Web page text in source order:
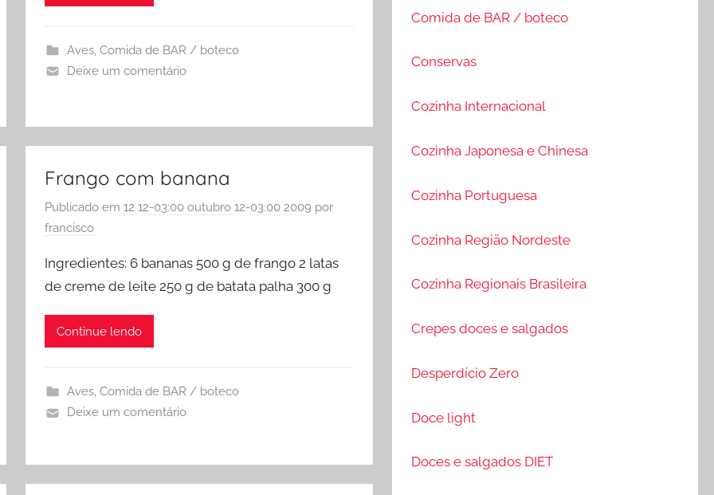
Aves, Comida de BAR / boteco
Deixe um comentário
Frango com banana
Publicado em 12 12-03:00 outubro 12-03:00 2009 por
francisco
Ingredientes: 6 bananas 500 g de frango 2 latas
de creme de leite 250 g de batata palha 300 g
Continue lendo
Aves, Comida de BAR / boteco
Deixe um comentário
Comida de BAR / boteco
Conservas
Cozinha Internacional
Cozinha Japonesa e Chinesa
Cozinha Portuguesa
Cozinha Região Nordeste
Cozinha Regionais Brasileira
Crepes doces e salgados
Desperdício Zero
Doce light
Doces e salgados DIET